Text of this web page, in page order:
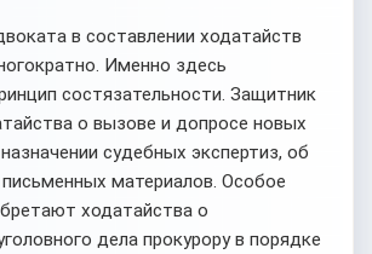
в составлении ходатайств
Именно здесь
состязательности. Защитник
о вызове и допросе новых
судебных экспертиз, об
материалов. Особое
ходатайства о
дела прокурору в порядке